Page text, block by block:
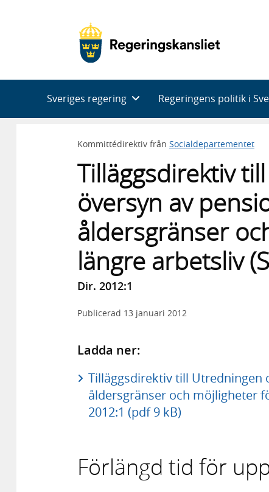
Sveriges regering Regeringens politik i
Kommittédirektiv från Socialdepartementet
Tilläggsdirektiv
översyn av
åldersgränser
längre arbetsliv
Dir. 2012:1
Publicerad 13 januari 2012
Ladda ner:
Tilläggsdirektiv till Utredningen
åldersgränser och möjligheter
2012:1 (pdf 9 kB)
Förlängd tid för